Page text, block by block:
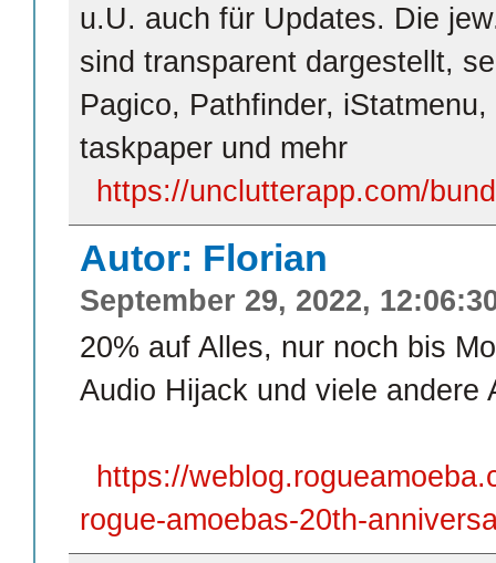
u.U. auch für Updates. Die
sind transparent dargestellt,
Pagico, Pathfinder,
taskpaper und mehr
https://unclutterapp.com/
Autor: Florian
September 29, 2022,
20% auf Alles, nur noch bis
Audio Hijack und viele andere
https://
rogue-amoebas-20th-